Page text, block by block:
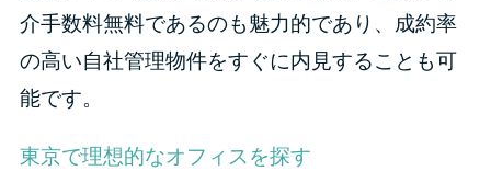
介手数料無料であるのも魅力的であり、成約率
の高い自社管理物件をすぐに内見することも可
能です。
東京で理想的なオフィスを探す